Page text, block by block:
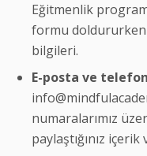
Eğitmenlik
formu
bilgileri.
E-posta ve
numaralarımız
paylaştığınız